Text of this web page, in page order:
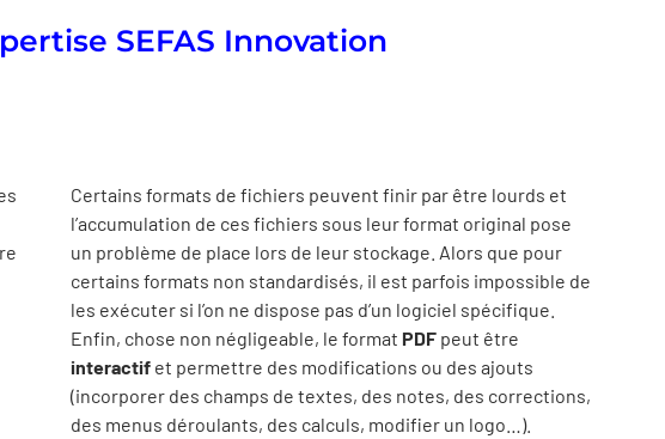
SEFAS Innovation
Certains formats de fichiers peuvent finir par être lourds et
l’accumulation de ces fichiers sous leur format original pose
un problème de place lors de leur stockage. Alors que pour
certains formats non standardisés, il est parfois impossible de
les exécuter si l’on ne dispose pas d’un logiciel spécifique.
Enfin, chose non négligeable, le format PDF peut être
interactif et permettre des modifications ou des ajouts
(incorporer des champs de textes, des notes, des corrections,
des menus déroulants, des calculs, modifier un logo…).